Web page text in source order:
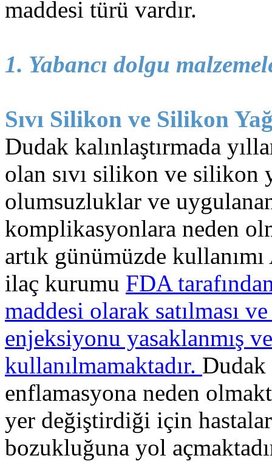
maddesi türü vardır.
1. Yabancı dolgu
Sıvı Silikon ve Silikon
Dudak kalınlaştırmada
olan sıvı silikon ve silikon
olumsuzluklar ve
komplikasyonlara neden
artık günümüzde
ilaç kurumu FDA
maddesi olarak satılması
enjeksiyonu yasaklanmış ve
kullanılmamaktadır. Dudak
enflamasyona neden
yer değiştirdiği için
bozukluğuna yol